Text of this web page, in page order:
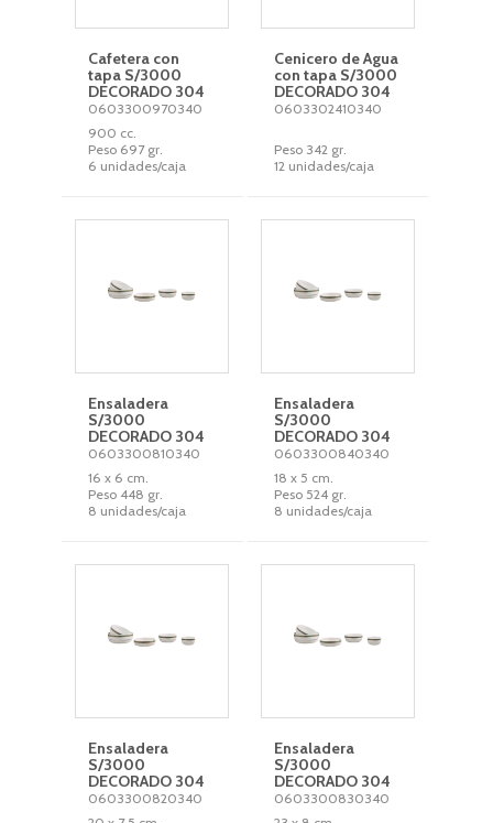
Cafetera con
tapa S/3000
DECORADO 304
0603300970340
900 cc.
Peso 697 gr.
6 unidades/caja
Cenicero de Agua
con tapa S/3000
DECORADO 304
0603302410340
Peso 342 gr.
12 unidades/caja
Ensaladera
S/3000
DECORADO 304
0603300810340
16 x 6 cm.
Peso 448 gr.
8 unidades/caja
Ensaladera
S/3000
DECORADO 304
0603300840340
18 x 5 cm.
Peso 524 gr.
8 unidades/caja
Ensaladera
S/3000
DECORADO 304
0603300820340
Ensaladera
S/3000
DECORADO 304
0603300830340